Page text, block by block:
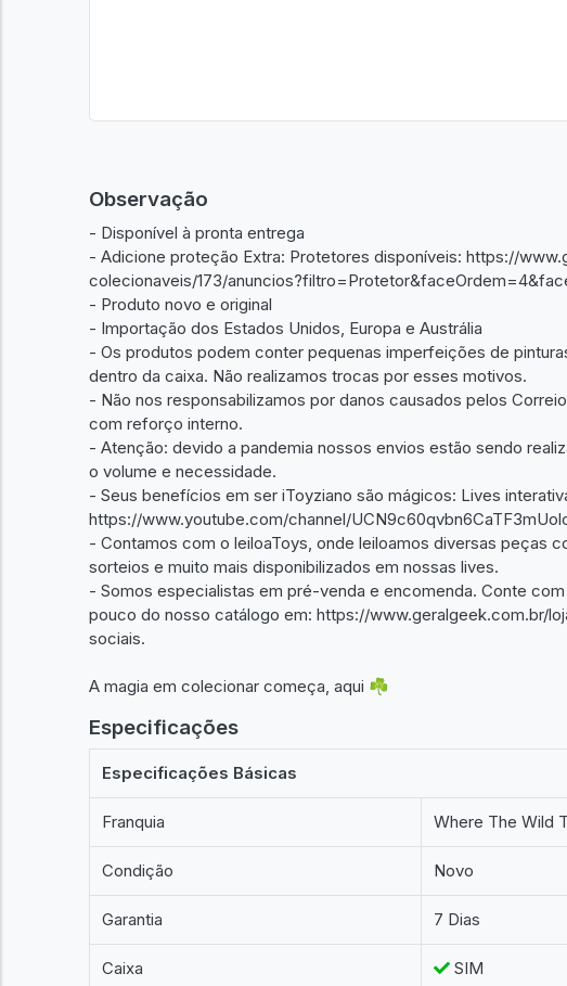
Observação
- Disponível à pronta entrega
- Adicione proteção Extra: Protetores disponíveis: https://
colecionaveis/173/
- Produto novo e original
- Importação dos Estados Unidos, Europa e Austrália
- Os produtos podem conter pequenas imperfeições de
dentro da caixa. Não realizamos trocas por esses motivos.
- Não nos responsabilizamos por danos causados pelos
com reforço interno.
- Atenção: devido a pandemia nossos envios estão sendo
o volume e necessidade.
- Seus benefícios em ser iToyziano são mágicos: Lives
https://www.youtube.com/channel/
- Contamos com o leiloaToys, onde leiloamos diversas peças
sorteios e muito mais disponibilizados em nossas lives.
- Somos especialistas em pré-venda e encomenda. Conte
pouco do nosso catálogo em: https://www.geralgeek.com.br/
sociais.
A magia em colecionar começa, aqui ☘️
Especificações
Especificações Básicas
Franquia Where The Wild
Condição Novo
Garantia 7 Dias
Caixa SIM